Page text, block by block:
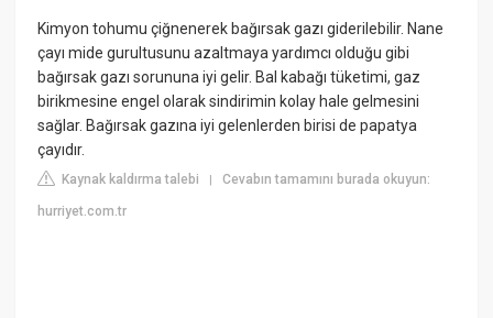
Kimyon tohumu çiğnenerek bağırsak gazı giderilebilir. Nane
çayı mide gurultusunu azaltmaya yardımcı olduğu gibi
bağırsak gazı sorununa iyi gelir. Bal kabağı tüketimi, gaz
birikmesine engel olarak sindirimin kolay hale gelmesini
sağlar. Bağırsak gazına iyi gelenlerden birisi de papatya
çayıdır.
Kaynak kaldırma talebi |Cevabın tamamını burada okuyun:
hurriyet.com.tr